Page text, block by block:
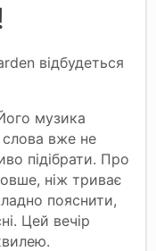
відбудеться
музика
слова вже не
підібрати. Про
ніж триває
пояснити,
Цей вечір